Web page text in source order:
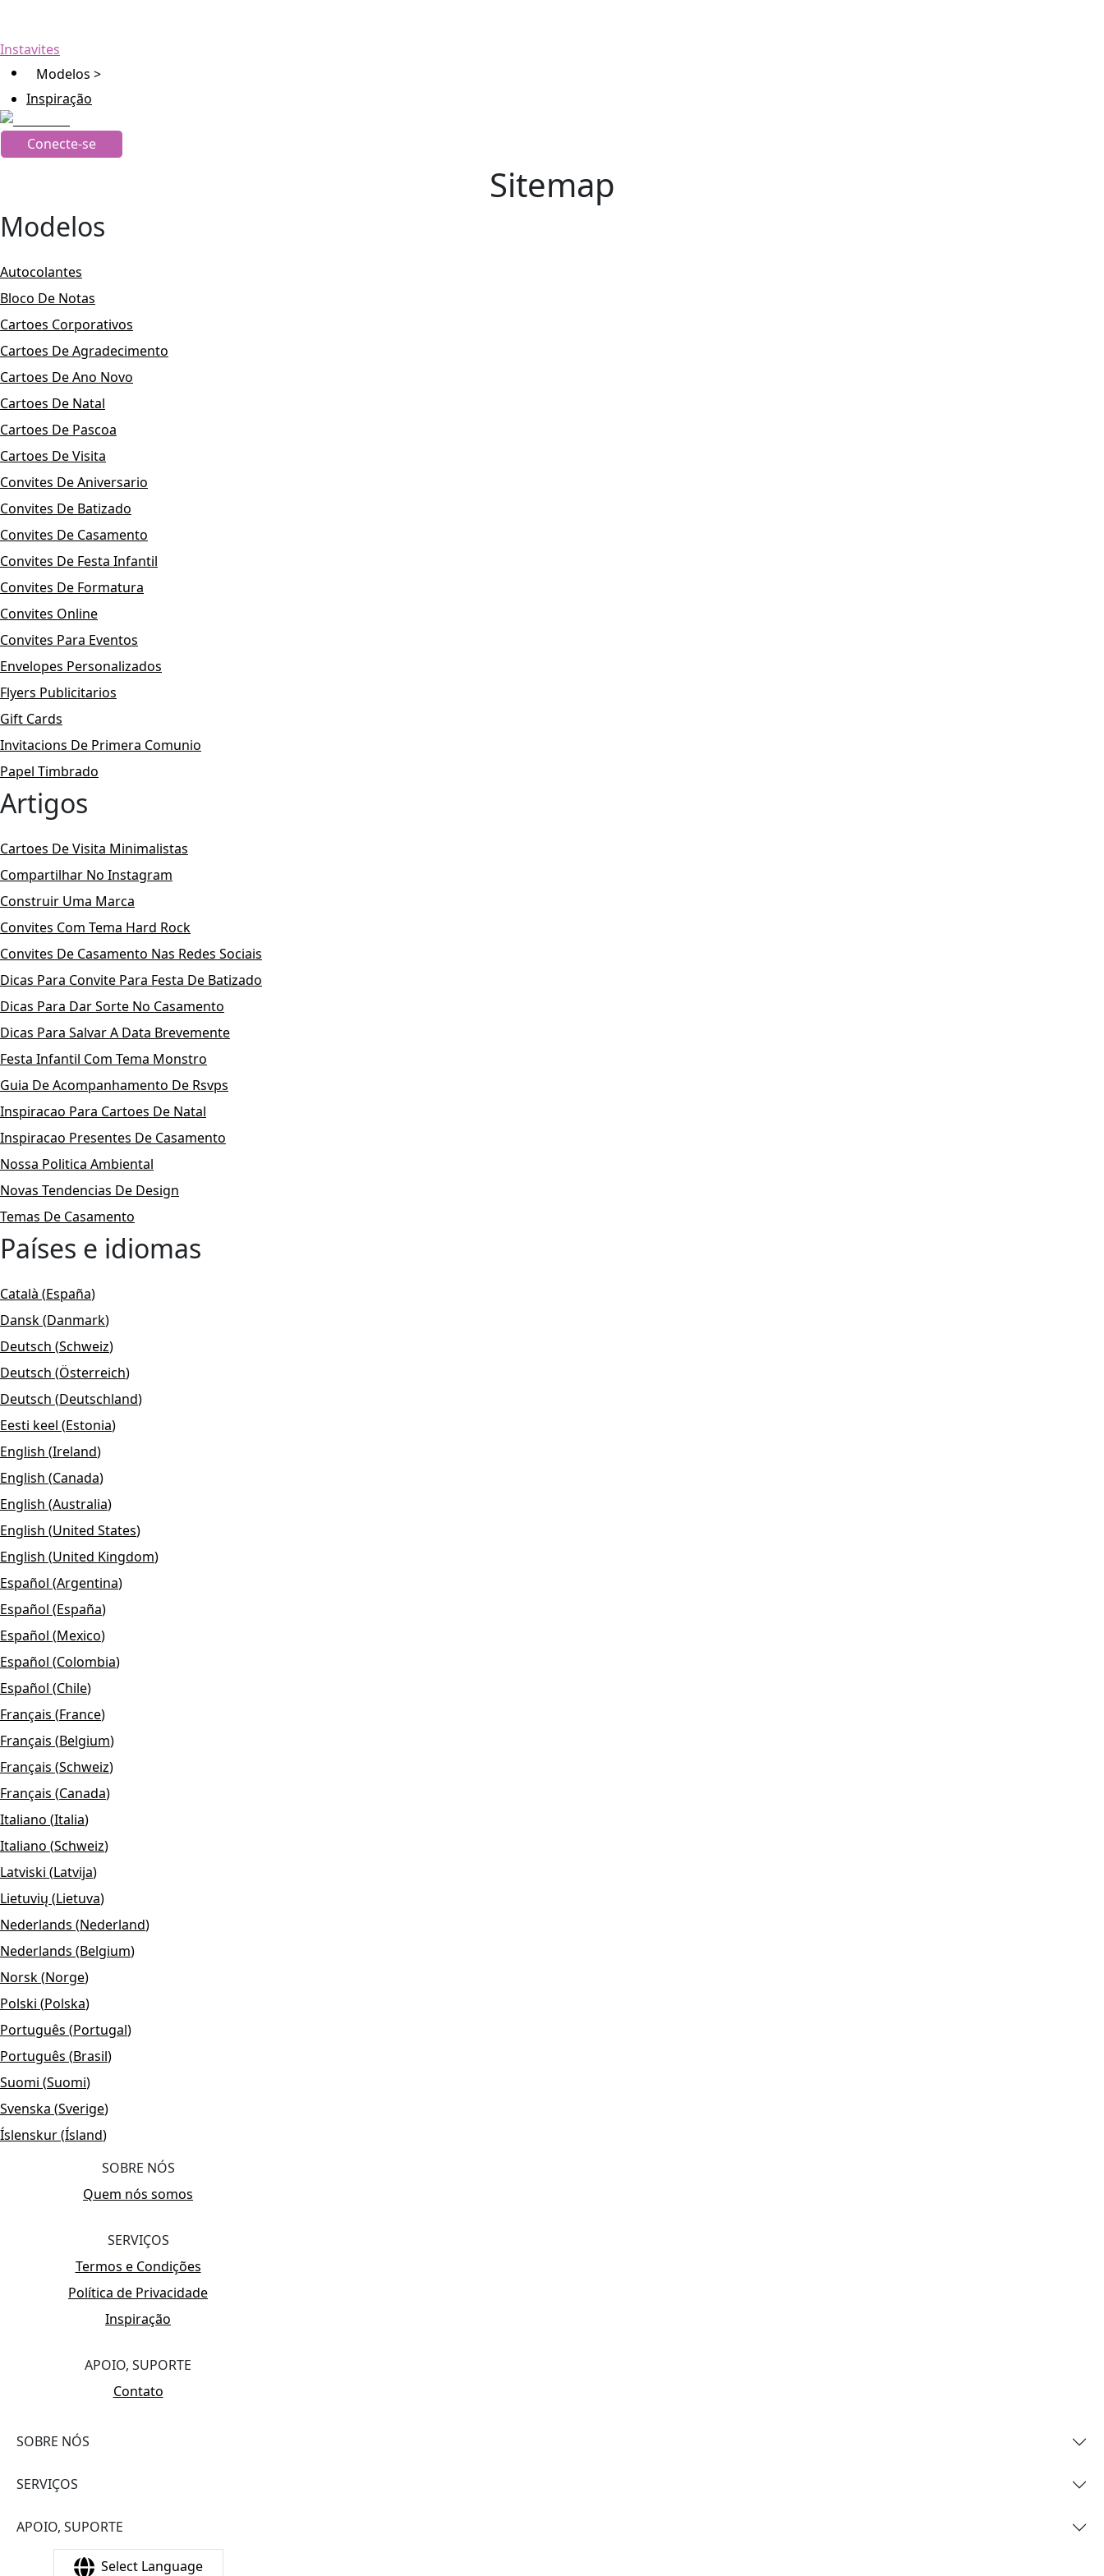
Instavites
Modelos >
Inspiração
Conecte-se
Sitemap
Modelos
Autocolantes
Bloco De Notas
Cartoes Corporativos
Cartoes De Agradecimento
Cartoes De Ano Novo
Cartoes De Natal
Cartoes De Pascoa
Cartoes De Visita
Convites De Aniversario
Convites De Batizado
Convites De Casamento
Convites De Festa Infantil
Convites De Formatura
Convites Online
Convites Para Eventos
Envelopes Personalizados
Flyers Publicitarios
Gift Cards
Invitacions De Primera Comunio
Papel Timbrado
Artigos
Cartoes De Visita Minimalistas
Compartilhar No Instagram
Construir Uma Marca
Convites Com Tema Hard Rock
Convites De Casamento Nas Redes Sociais
Dicas Para Convite Para Festa De Batizado
Dicas Para Dar Sorte No Casamento
Dicas Para Salvar A Data Brevemente
Festa Infantil Com Tema Monstro
Guia De Acompanhamento De Rsvps
Inspiracao Para Cartoes De Natal
Inspiracao Presentes De Casamento
Nossa Politica Ambiental
Novas Tendencias De Design
Temas De Casamento
Países e idiomas
Català (España)
Dansk(Danmark)
Deutsch (Schweiz)
Deutsch (Österreich)
Deutsch (Deutschland)
Eesti keel (Estonia)
English (Ireland)
English (Canada)
English (Australia)
English (United States)
English (United Kingdom)
Español (Argentina)
Español (España)
Español (Mexico)
Español (Colombia)
Español (Chile)
Français (France)
Français (Belgium)
Français (Schweiz)
Français (Canada)
Italiano (Italia)
Italiano (Schweiz)
Latviski (Latvija)
Lietuvių (Lietuva)
Nederlands (Nederland)
Nederlands (Belgium)
Norsk(Norge)
Polski (Polska)
Português (Portugal)
Português (Brasil)
Suomi (Suomi)
Svenska (Sverige)
Íslenskur(Ísland)
SOBRE NÓS
Quem nós somos
SERVIÇOS
Termos e Condições
Política de Privacidade
Inspiração
APOIO, SUPORTE
Contato
SOBRE NÓS
SERVIÇOS
APOIO, SUPORTE
Select Language